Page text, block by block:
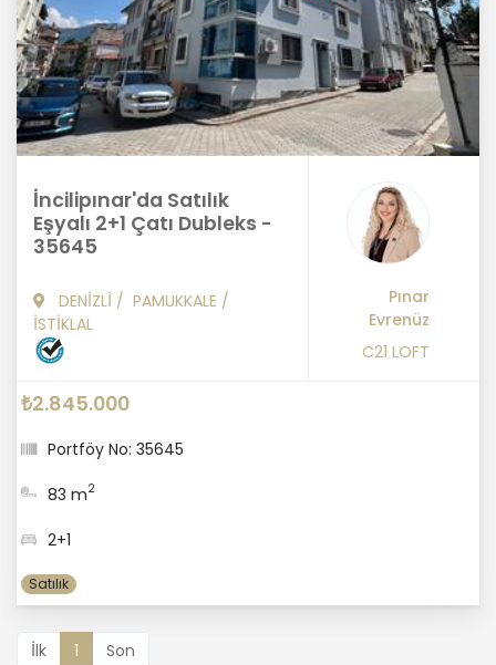
İncilipınar'da Satılık
Eşyalı 2+1 Çatı Dubleks -
35645
DENİZLİ / PAMUKKALE /
İSTİKLAL
Pınar
Evrenüz
C21 LOFT
₺2.845.000
Portföy No: 35645
83 m2
2+1
Satılık
İlk 1 Son